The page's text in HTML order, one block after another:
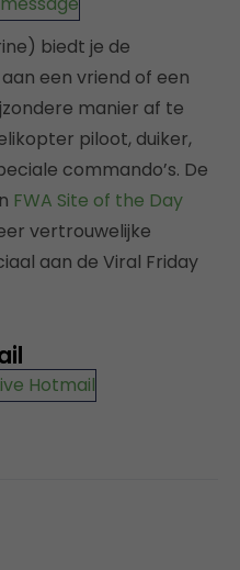
biedt je de
een vriend of een
manier af te
piloot, duiker,
commando’s. De
FWA Site of the Day
vertrouwelijke
aan de Viral Friday